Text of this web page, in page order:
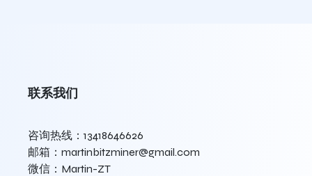
联系我们
咨询热线：13418646626
邮箱：martinbitzminer@gmail.com
微信：Martin-ZT